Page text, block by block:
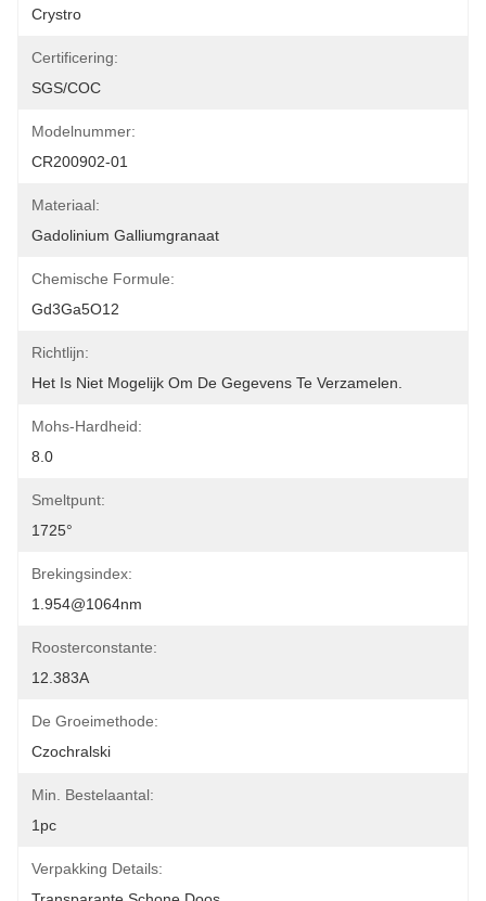
Crystro
Certificering:
SGS/COC
Modelnummer:
CR200902-01
Materiaal:
Gadolinium Galliumgranaat
Chemische Formule:
Gd3Ga5O12
Richtlijn:
Het Is Niet Mogelijk Om De Gegevens Te Verzamelen.
Mohs-Hardheid:
8.0
Smeltpunt:
1725°
Brekingsindex:
1.954@1064nm
Roosterconstante:
12.383A
De Groeimethode:
Czochralski
Min. Bestelaantal:
1pc
Verpakking Details: